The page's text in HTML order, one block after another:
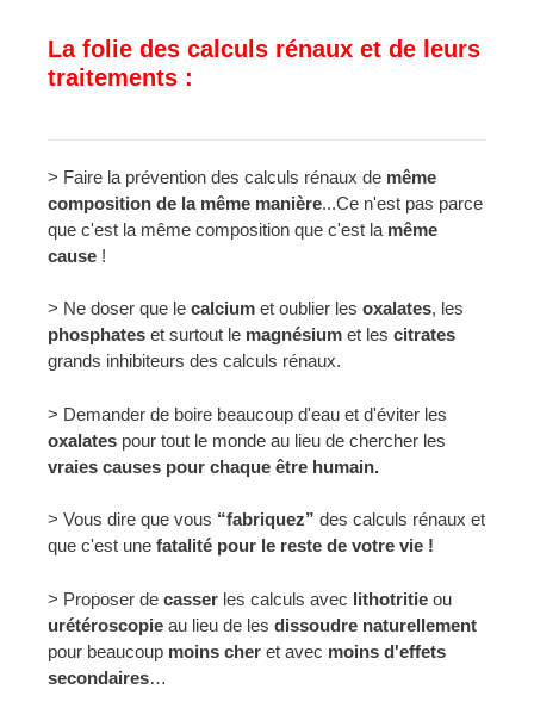
La folie des calculs rénaux et de leurs
traitements :
> Faire la prévention des calculs rénaux de même
composition de la même manière...Ce n'est pas parce
que c'est la même composition que c'est la même
cause !
> Ne doser que le calcium et oublier les oxalates, les
phosphates et surtout le magnésium et les citrates
grands inhibiteurs des calculs rénaux.
> Demander de boire beaucoup d'eau et d'éviter les
oxalates pour tout le monde au lieu de chercher les
vraies causes pour chaque être humain.
> Vous dire que vous “fabriquez” des calculs rénaux et
que c'est une fatalité pour le reste de votre vie !
> Proposer de casser les calculs avec lithotritie ou
urétéroscopie au lieu de les dissoudre naturellement
pour beaucoup moins cher et avec moins d'effets
secondaires…